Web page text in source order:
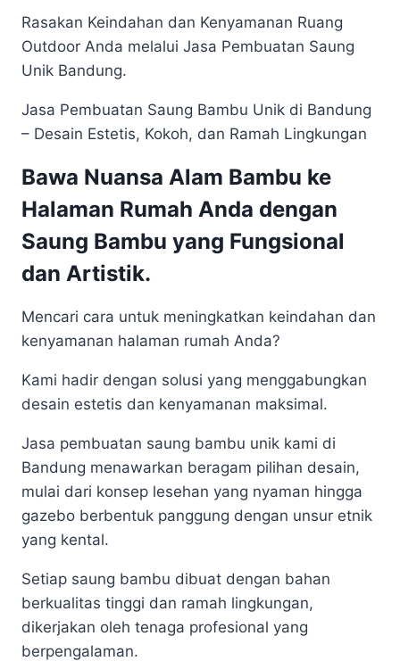
Rasakan Keindahan dan Kenyamanan Ruang
Outdoor Anda melalui Jasa Pembuatan Saung
Unik Bandung.
Jasa Pembuatan Saung Bambu Unik di Bandung
– Desain Estetis, Kokoh, dan Ramah Lingkungan
Bawa Nuansa Alam Bambu ke
Halaman Rumah Anda dengan
Saung Bambu yang Fungsional
dan Artistik.
Mencari cara untuk meningkatkan keindahan dan
kenyamanan halaman rumah Anda?
Kami hadir dengan solusi yang menggabungkan
desain estetis dan kenyamanan maksimal.
Jasa pembuatan saung bambu unik kami di
Bandung menawarkan beragam pilihan desain,
mulai dari konsep lesehan yang nyaman hingga
gazebo berbentuk panggung dengan unsur etnik
yang kental.
Setiap saung bambu dibuat dengan bahan
berkualitas tinggi dan ramah lingkungan,
dikerjakan oleh tenaga profesional yang
berpengalaman.